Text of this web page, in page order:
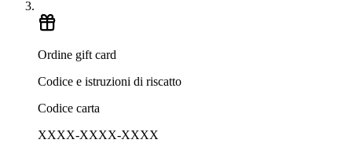
Ordine gift card
Codice e istruzioni di riscatto
Codice carta
XXXX-XXXX-XXXX